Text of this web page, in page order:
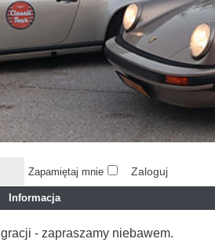
Zapamiętaj mnie
Informacja
- zapraszamy niebawem.